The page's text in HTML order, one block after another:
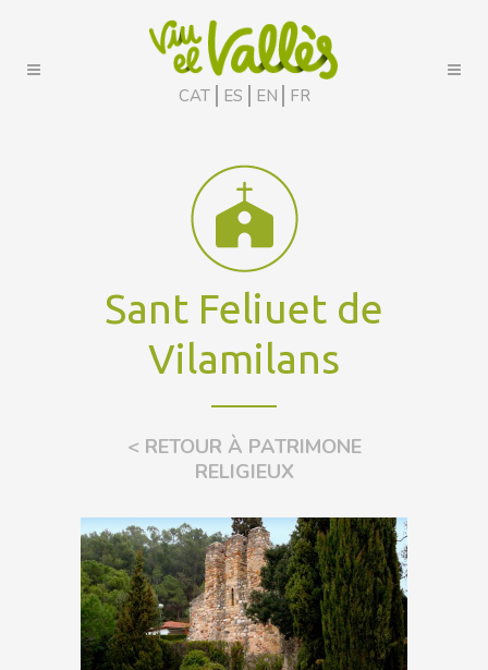
CAT ES EN FR
Sant Feliuet de
Vilamilans
< RETOUR À PATRIMONE
RELIGIEUX